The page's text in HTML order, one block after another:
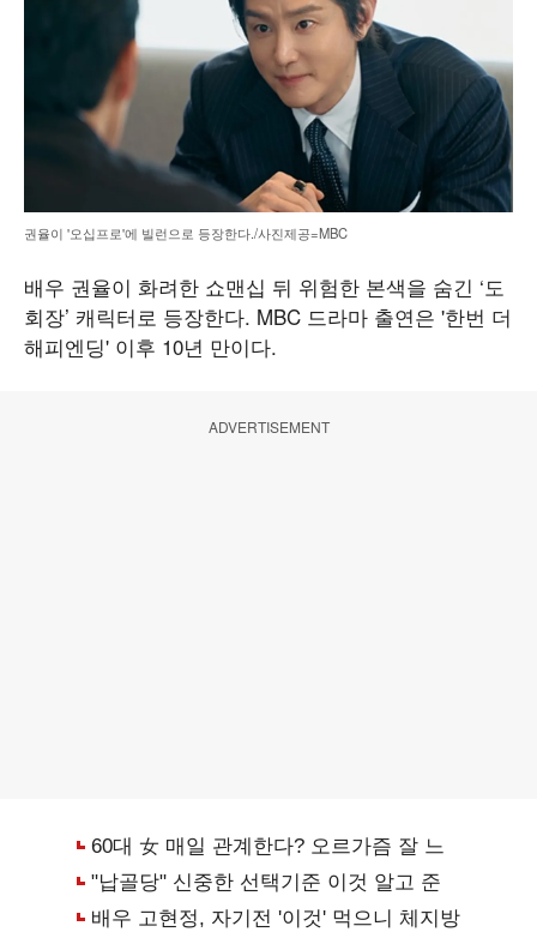
권율이 '오십프로'에 빌런으로 등장한다./사진제공=MBC
배우 권율이 화려한 쇼맨십 뒤 위험한 본색을 숨긴 ‘도
회장’ 캐릭터로 등장한다. MBC 드라마 출연은 '한번 더
해피엔딩' 이후 10년 만이다.
ADVERTISEMENT